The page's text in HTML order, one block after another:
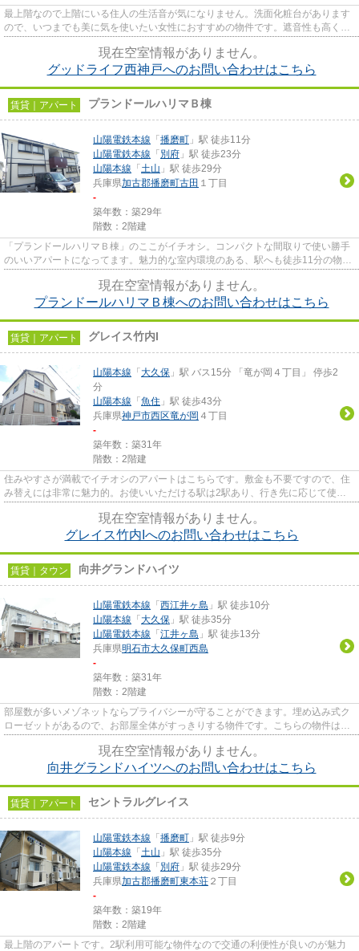
最上階なので上階にいる住人の生活音が気になりません。洗面化粧台があります
ので、いつまでも美に気を使いたい女性におすすめの物件です。遮音性も高くて
現在空室情報がありません。
グッドライフ西神戸へのお問い合わせはこちら
賃貸｜アパート プランドールハリマＢ棟
山陽電鉄本線 「 播磨町 」駅 徒歩11分
山陽電鉄本線 「 別府 」駅 徒歩23分
山陽本線 「 土山 」駅 徒歩29分
兵庫県加古郡播磨町古田 １丁目
-
築年数：築29年
階数：2階建
「プランドールハリマＢ棟」のここがイチオシ。コンパクトな間取りで使い勝手
のいいアパートになってます。魅力的な室内環境のある、駅へも徒歩11分の物件
現在空室情報がありません。
プランドールハリマＢ棟へのお問い合わせはこちら
賃貸｜アパート グレイス竹内I
山陽本線 「 大久保 」駅 バス15分 「竜が岡４丁目」 停歩2
分
山陽本線 「 魚住 」駅 徒歩43分
兵庫県神戸市西区竜が岡 ４丁目
-
築年数：築31年
階数：2階建
住みやすさが満載でイチオシのアパートはこちらです。敷金も不要ですので、住
み替えには非常に魅力的。お使いいただける駅は2駅あり、行き先に応じて使い
現在空室情報がありません。
グレイス竹内Iへのお問い合わせはこちら
賃貸｜タウン 向井グランドハイツ
山陽電鉄本線 「 西江井ヶ島 」駅 徒歩10分
山陽本線 「 大久保 」駅 徒歩35分
山陽電鉄本線 「 江井ヶ島 」駅 徒歩13分
兵庫県明石市大久保町西島
-
築年数：築31年
階数：2階建
部屋数が多いメゾネットならプライバシーが守ることができます。埋め込み式ク
ローゼットがあるので、お部屋全体がすっきりする物件です。こちらの物件はシ
現在空室情報がありません。
向井グランドハイツへのお問い合わせはこちら
賃貸｜アパート セントラルグレイス
山陽電鉄本線 「 播磨町 」駅 徒歩9分
山陽本線 「 土山 」駅 徒歩35分
山陽電鉄本線 「 別府 」駅 徒歩29分
兵庫県加古郡播磨町東本荘 ２丁目
-
築年数：築19年
階数：2階建
最上階のアパートです。2駅利用可能な物件なので交通の利便性が良いのが魅力